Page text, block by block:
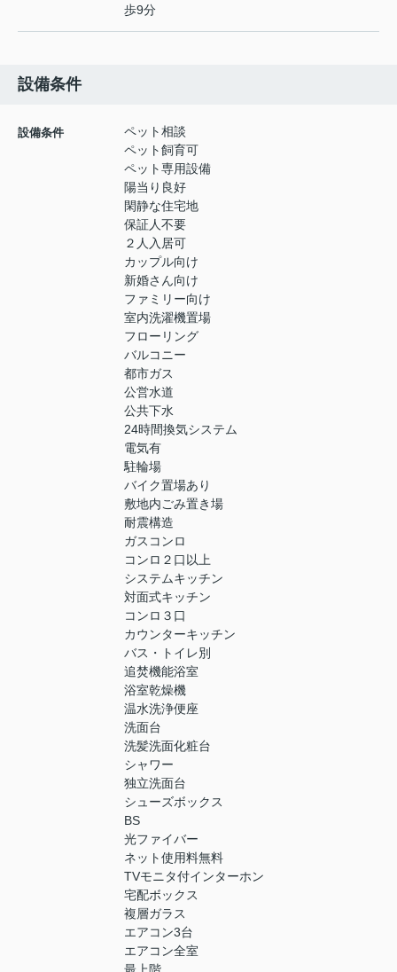
歩9分
設備条件
設備条件
ペット相談
ペット飼育可
ペット専用設備
陽当り良好
閑静な住宅地
保証人不要
２人入居可
カップル向け
新婚さん向け
ファミリー向け
室内洗濯機置場
フローリング
バルコニー
都市ガス
公営水道
公共下水
24時間換気システム
電気有
駐輪場
バイク置場あり
敷地内ごみ置き場
耐震構造
ガスコンロ
コンロ２口以上
システムキッチン
対面式キッチン
コンロ３口
カウンターキッチン
バス・トイレ別
追焚機能浴室
浴室乾燥機
温水洗浄便座
洗面台
洗髪洗面化粧台
シャワー
独立洗面台
シューズボックス
BS
光ファイバー
ネット使用料無料
TVモニタ付インターホン
宅配ボックス
複層ガラス
エアコン3台
エアコン全室